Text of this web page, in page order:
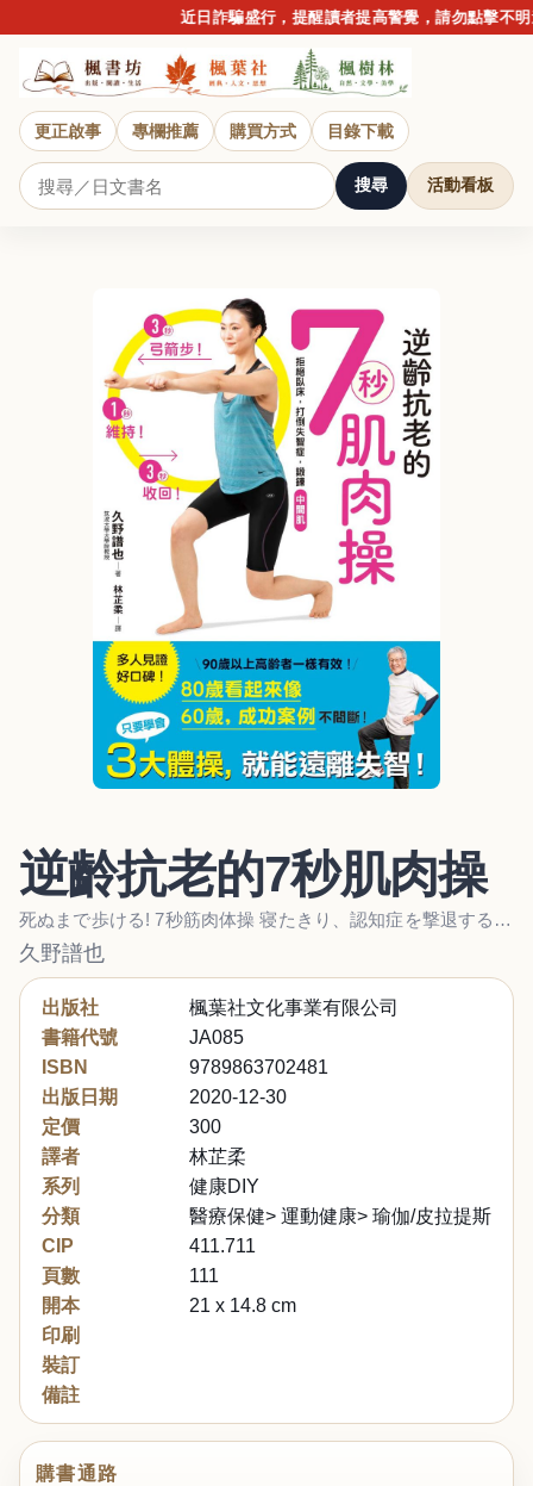
近日詐騙盛行，提醒讀者提高警覺，請勿點擊不明
更正啟事 專欄推薦 購買方式 目錄下載
搜尋 活動看板
逆齡抗老的7秒肌肉操
死ぬまで歩ける! 7秒筋肉体操 寝たきり、認知症を撃退するピンク筋トレーニング
久野譜也
出版社
楓葉社文化事業有限公司
書籍代號
JA085
ISBN
9789863702481
出版日期
2020-12-30
定價
300
譯者
林芷柔
系列
健康DIY
分類
醫療保健> 運動健康> 瑜伽/皮拉提斯/伸展
CIP
411.711
頁數
111
開本
21 x 14.8 cm
印刷
裝訂
備註
購書通路